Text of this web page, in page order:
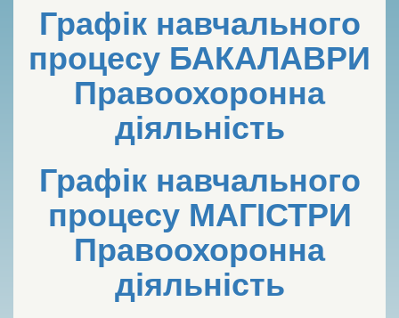
Графік навчального
процесу БАКАЛАВРИ
Правоохоронна
діяльність
Графік навчального
процесу МАГІСТРИ
Правоохоронна
діяльність